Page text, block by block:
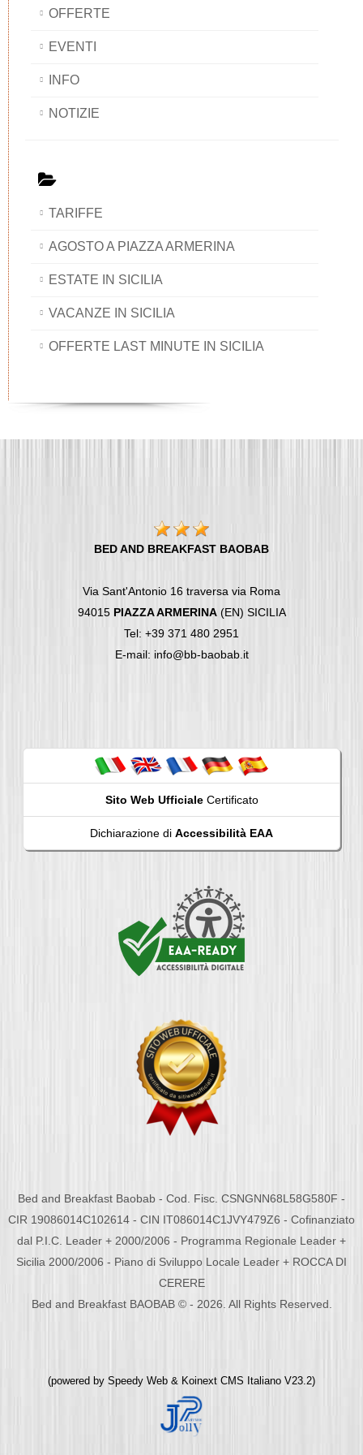
OFFERTE
EVENTI
INFO
NOTIZIE
TARIFFE
AGOSTO A PIAZZA ARMERINA
ESTATE IN SICILIA
VACANZE IN SICILIA
OFFERTE LAST MINUTE IN SICILIA
BED AND BREAKFAST BAOBAB
Via Sant'Antonio 16 traversa via Roma
94015 PIAZZA ARMERINA(EN) SICILIA
Tel: +39 371 480 2951
E-mail: info@bb-baobab.it
Sito Web UfficialeCertificato
Dichiarazione di Accessibilità EAA
Bed and Breakfast Baobab - Cod. Fisc. CSNGNN68L58G580F -
CIR 19086014C102614 - CIN IT086014C1JVY479Z6 - Cofinanziato
dal P.I.C. Leader + 2000/2006 - Programma Regionale Leader +
Sicilia 2000/2006 - Piano di Sviluppo Locale Leader + ROCCA DI
CERERE
Bed and Breakfast BAOBAB © - 2026. All Rights Reserved.
(powered by Speedy Web & Koinext CMS Italiano V23.2)